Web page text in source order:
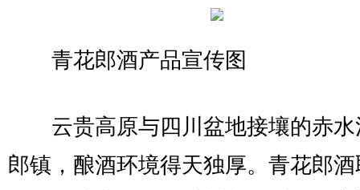
青花郎酒产品宣传图
云贵高原与四川盆地接壤的赤水
郎镇，酿酒环境得天独厚。青花郎